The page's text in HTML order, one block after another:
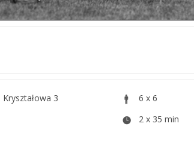
3
6 x 6
2 x 35 min